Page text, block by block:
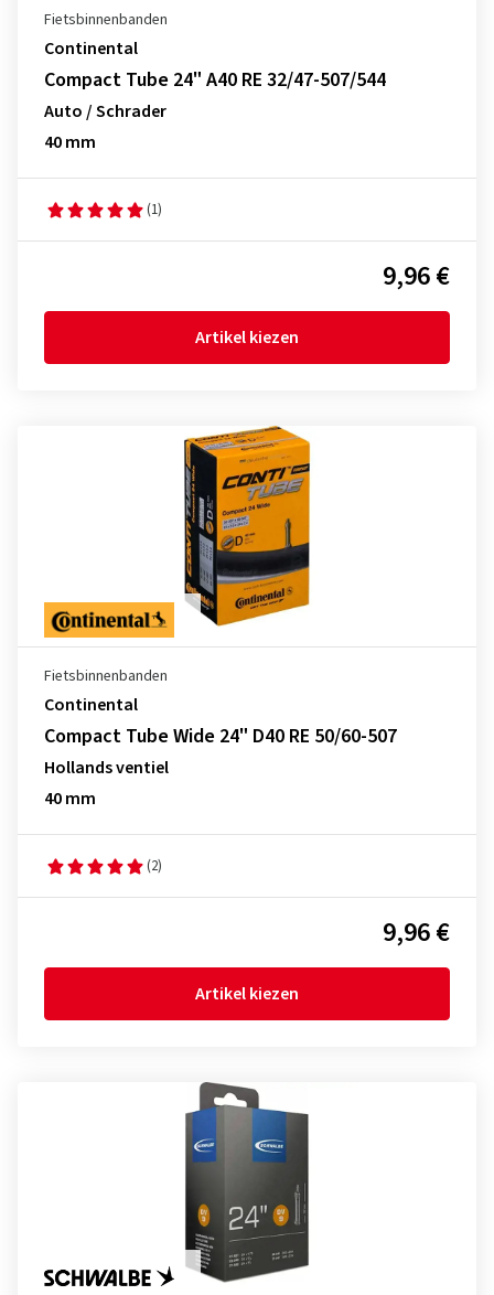
Fietsbinnenbanden
Continental
Compact Tube 24" A40 RE 32/47-507/544
Auto / Schrader
40 mm
(1)
9,96 €
Artikel kiezen
Fietsbinnenbanden
Continental
Compact Tube Wide 24" D40 RE 50/60-507
Hollands ventiel
40 mm
(2)
9,96 €
Artikel kiezen